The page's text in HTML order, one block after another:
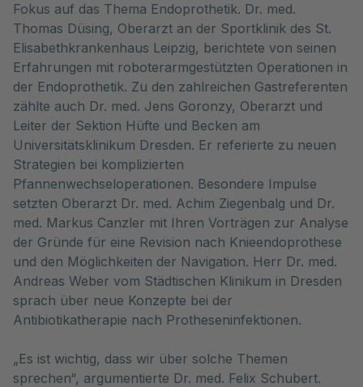
Fokus auf das Thema Endoprothetik. Dr. med.
Thomas Düsing, Oberarzt an der Sportklinik des St.
Elisabethkrankenhaus Leipzig, berichtete von seinen
Erfahrungen mit roboterarmgestützten Operationen in
der Endoprothetik. Zu den zahlreichen Gastreferenten
zählte auch Dr. med. Jens Goronzy, Oberarzt und
Leiter der Sektion Hüfte und Becken am
Universitätsklinikum Dresden. Er referierte zu neuen
Strategien bei komplizierten
Pfannenwechseloperationen. Besondere Impulse
setzten Oberarzt Dr. med. Achim Ziegenbalg und Dr.
med. Markus Canzler mit Ihren Vorträgen zur Analyse
der Gründe für eine Revision nach Knieendoprothese
und den Möglichkeiten der Navigation. Herr Dr. med.
Andreas Weber vom Städtischen Klinikum in Dresden
sprach über neue Konzepte bei der
Antibiotikatherapie nach Protheseninfektionen.
„Es ist wichtig, dass wir über solche Themen
sprechen“, argumentierte Dr. med. Felix Schubert.